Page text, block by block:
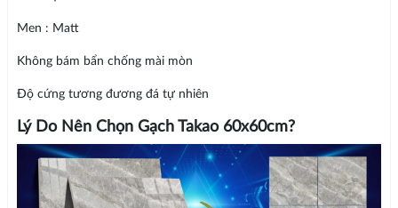
Men : Matt
Không bám bẩn chống mài mòn
Độ cứng tương đương đá tự nhiên
Lý Do Nên Chọn Gạch Takao 60x60cm?